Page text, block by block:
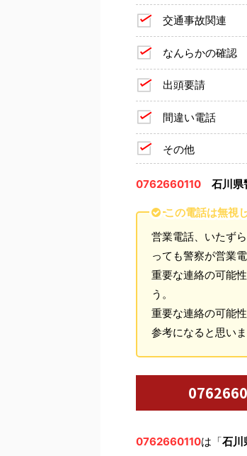
交通事故関連
なんらかの確認
出頭要請
間違い電話
その他
0762660110 石川県
この電話は無視
営業電話、いたず
っても警察が営業
重要な連絡の可能
う。
重要な連絡の可能
参考になると思いま
0762660110は「石川